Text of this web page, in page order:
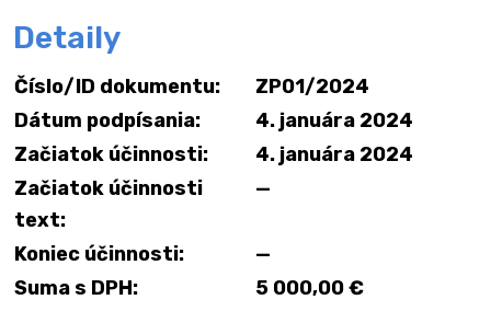
Detaily
Číslo/ID dokumentu:
ZP01/2024
Dátum podpísania:
4. januára 2024
Začiatok účinnosti:
4. januára 2024
Začiatok účinnosti
text:
—
Koniec účinnosti:
—
Suma s DPH:
5 000,00 €